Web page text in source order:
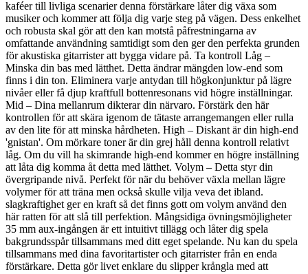
kaféer till livliga scenarier denna förstärkare låter dig växa som
musiker och kommer att följa dig varje steg på vägen. Dess enkelhet
och robusta skal gör att den kan motstå påfrestningarna av
omfattande användning samtidigt som den ger den perfekta grunden
för akustiska gitarrister att bygga vidare på. Ta kontroll Låg –
Minska din bas med lätthet. Detta ändrar mängden low-end som
finns i din ton. Eliminera varje antydan till högkonjunktur på lägre
nivåer eller få djup kraftfull bottenresonans vid högre inställningar.
Mid – Dina mellanrum dikterar din närvaro. Förstärk den här
kontrollen för att skära igenom de tätaste arrangemangen eller rulla
av den lite för att minska hårdheten. High – Diskant är din high-end
'gnistan'. Om mörkare toner är din grej håll denna kontroll relativt
låg. Om du vill ha skimrande high-end kommer en högre inställning
att låta dig komma åt detta med lätthet. Volym – Detta styr din
övergripande nivå. Perfekt för när du behöver växla mellan lägre
volymer för att träna men också skulle vilja veva det ibland.
slagkraftighet ger en kraft så det finns gott om volym använd den
här ratten för att slå till perfektion. Mångsidiga övningsmöjligheter
35 mm aux-ingången är ett intuitivt tillägg och låter dig spela
bakgrundsspår tillsammans med ditt eget spelande. Nu kan du spela
tillsammans med dina favoritartister och gitarrister från en enda
förstärkare. Detta gör livet enklare du slipper krångla med att